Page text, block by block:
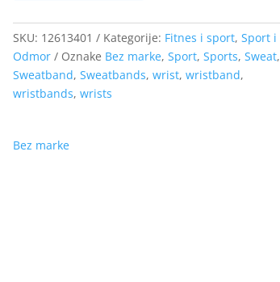
SKU: 12613401 Kategorije: Fitnes i sport, Sport i
Odmor
Oznake Bez marke, Sport, Sports, Sweat,
Sweatband, Sweatbands, wrist, wristband,
wristbands, wrists
Bez marke